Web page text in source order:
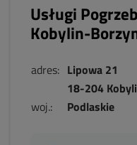
Usługi
Kobylin-
adres: Lipowa 21
18-204
woj.:
Podlaskie